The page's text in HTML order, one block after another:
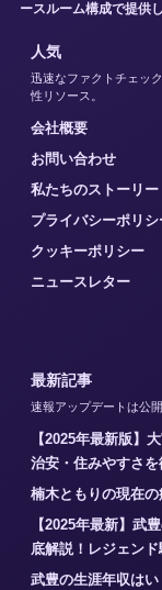
ースルーム構成で提供
人気
迅速なファクトチェッ
性リソース。
会社概要
お問い合わせ
私たちのストーリー
プライバシーポリシ
クッキーポリシー
ニュースレター
最新記事
速報アップデートは公
【2025年最新版】
治安・住みやすさを
楠木ともりの現在
【2025年最新】武
底解説！レジェンド
武豊の生涯年収は